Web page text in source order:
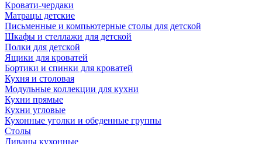
Кровати-чердаки
Матрацы детские
Письменные и компьютерные столы для детской
Шкафы и стеллажи для детской
Полки для детской
Ящики для кроватей
Бортики и спинки для кроватей
Кухня и столовая
Модульные коллекции для кухни
Кухни прямые
Кухни угловые
Кухонные уголки и обеденные группы
Столы
Диваны кухонные